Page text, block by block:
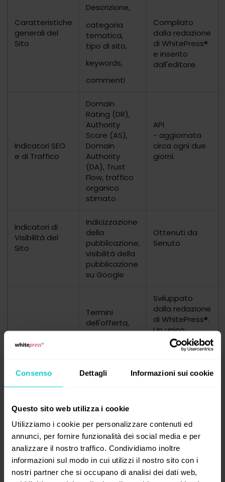
Consenso Dettagli Informazioni sui cookie
Questo sito web utilizza i cookie
Utilizziamo i cookie per personalizzare contenuti ed
annunci, per fornire funzionalità dei social media e per
analizzare il nostro traffico. Condividiamo inoltre
informazioni sul modo in cui utilizzi il nostro sito con i
nostri partner che si occupano di analisi dei dati web,
Caratteristiche
generali del
Sito
Descrizione,
categoria
tematica,
tipo di sito,
keywords,
commenti
Compilato
dalla redazione
di WhitePress®
e inserito
dall'editore.
Indicatori SEO
e di Traffico
Domain
Rating (DR),
Authority
Score (AS),
Domain
Authority
(DA), Trust
Flow, traffico
organico
stimato
API
- aggiornata
circa ogni due
giorni.
Indicatori di
Visibilità del
Sito
Indicizzazione
della
pubblicazione;
visibilità della
pubblicazione
su Google
Ottenuti da
Senuto
Dati
dell'offerta
Termini
dell'offerta,
numero di link
Sviluppato
dalla redazione
di WhitePress®.
Un unico
portale può
fornire
personalizzate
Traffico,
Tracciamento
Numero di
utenti unici
secondo GA,
Il traffico
complessivo è
fornito
dall'editore. Lo
storico della
popolarità è